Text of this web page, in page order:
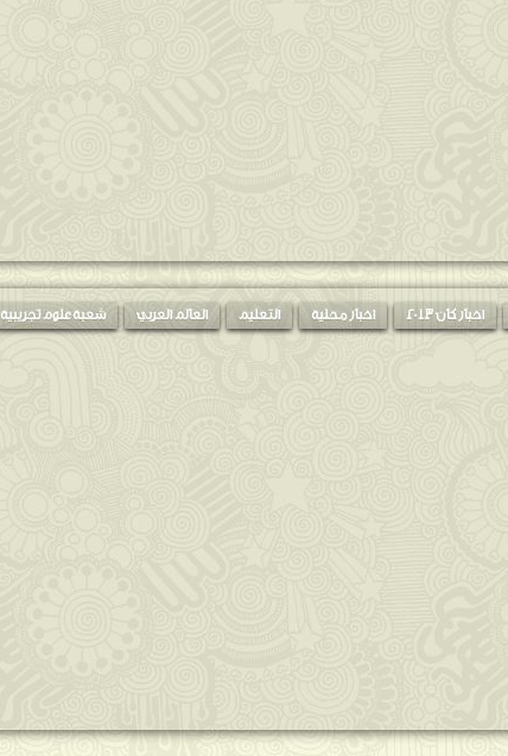
اخبار كان 2013 اخبار محلية التعليم العالم العربي شعبة علوم تجريبية